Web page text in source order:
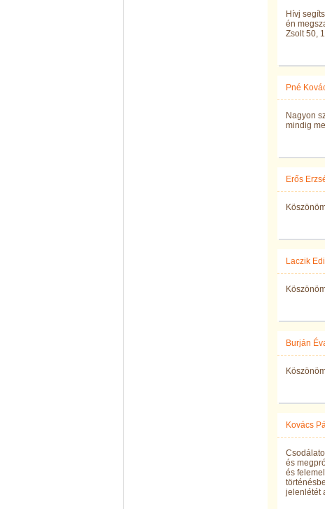
Hívj
én
Zsolt 50,
Pné
Nagyon
mindig
Erős
Laczik
Burján
Kovács
és
és
jelenlétét